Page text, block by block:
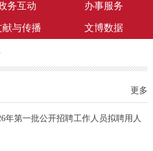
务互动 办事服务
献与传播 文博数据
更多
年第一批公开招聘工作人员拟聘用人